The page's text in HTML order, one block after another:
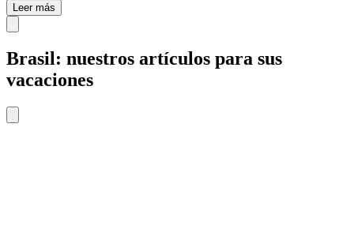
Leer más
Brasil: nuestros artículos para sus
vacaciones